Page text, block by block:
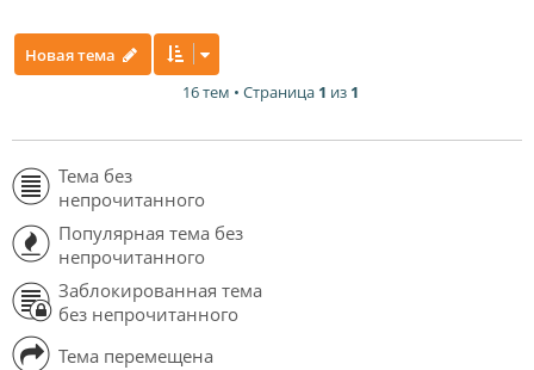
Новая тема
16 тем • Страница 1 из 1
Тема без
непрочитанного
Популярная тема без
непрочитанного
Заблокированная тема
без непрочитанного
Тема перемещена